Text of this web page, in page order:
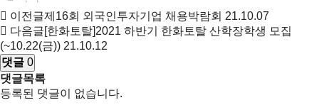
이전글제16회 외국인투자기업 채용박람회 21.10.07
다음글[한화토탈]2021 하반기 한화토탈 산학장학생 모집
(~10.22(금)) 21.10.12
댓글 0
댓글목록
등록된 댓글이 없습니다.